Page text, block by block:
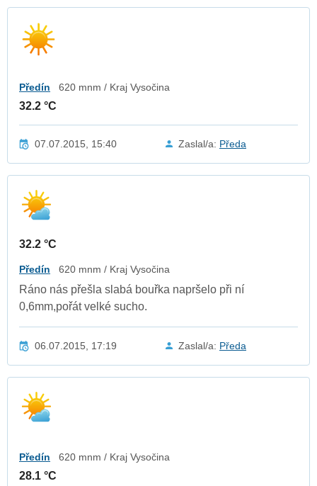
Předín 620 mnm / Kraj Vysočina
32.2 °C
07.07.2015, 15:40 Zaslal/a: Předa
32.2 °C
Předín 620 mnm / Kraj Vysočina
Ráno nás přešla slabá bouřka napršelo při ní
0,6mm,pořát velké sucho.
06.07.2015, 17:19 Zaslal/a: Předa
Předín 620 mnm / Kraj Vysočina
28.1 °C